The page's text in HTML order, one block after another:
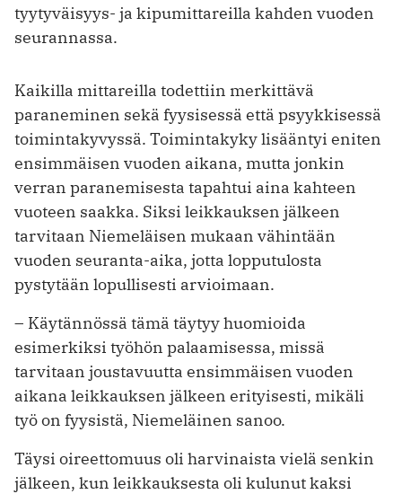
tyytyväisyys- ja kipumittareilla kahden vuoden
seurannassa.
Kaikilla mittareilla todettiin merkittävä
paraneminen sekä fyysisessä että psyykkisessä
toimintakyvyssä. Toimintakyky lisääntyi eniten
ensimmäisen vuoden aikana, mutta jonkin
verran paranemisesta tapahtui aina kahteen
vuoteen saakka. Siksi leikkauksen jälkeen
tarvitaan Niemeläisen mukaan vähintään
vuoden seuranta-aika, jotta lopputulosta
pystytään lopullisesti arvioimaan.
– Käytännössä tämä täytyy huomioida
esimerkiksi työhön palaamisessa, missä
tarvitaan joustavuutta ensimmäisen vuoden
aikana leikkauksen jälkeen erityisesti, mikäli
työ on fyysistä, Niemeläinen sanoo.
Täysi oireettomuus oli harvinaista vielä senkin
jälkeen, kun leikkauksesta oli kulunut kaksi